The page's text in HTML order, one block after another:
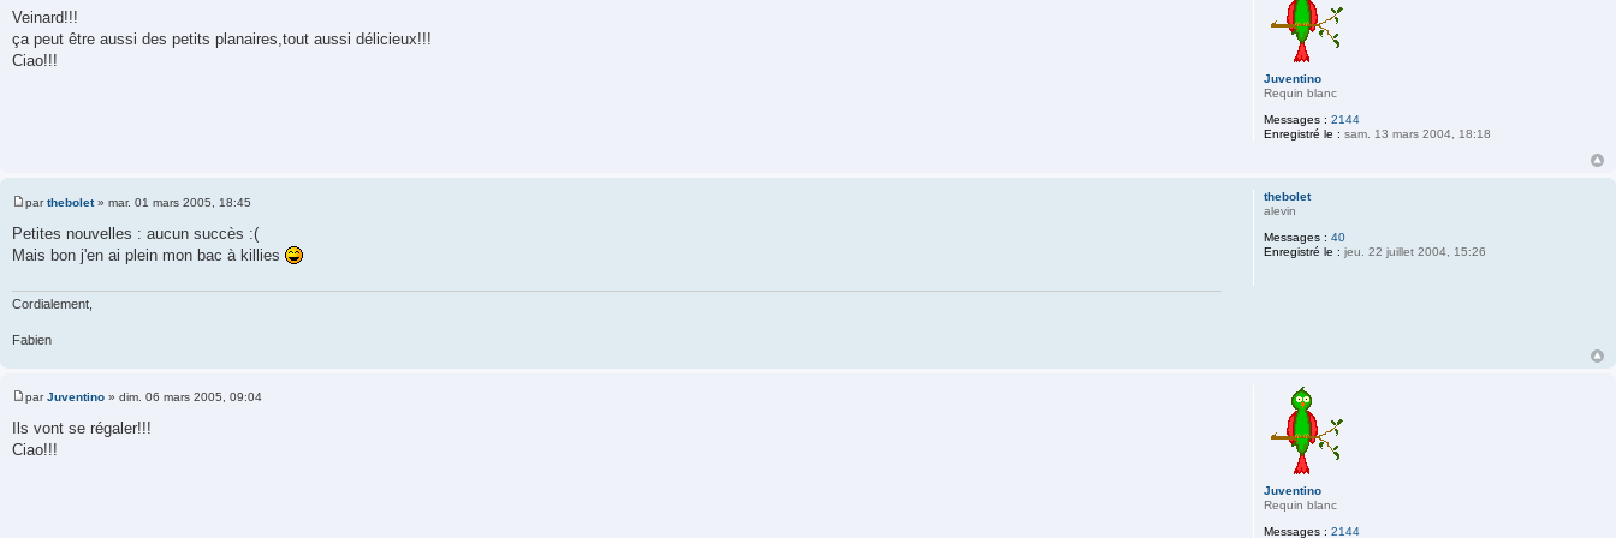
Juventino
Requin blanc
Messages : 2144
Enregistré le : sam. 13 mars 2004, 18:18
e
s
s
g
Veinard!!!
ça peut être aussi des petits planaires,tout aussi délicieux!!!
Ciao!!!
thebolet
alevin
Messages : 40
Enregistré le : jeu. 22 juillet 2004, 15:26
M
s
s
e
parthebolet» mar. 01 mars 2005, 18:45
Petites nouvelles : aucun succès :(
Mais bon j'en ai plein mon bac à killies
Cordialement,
Fabien
Juventino
Requin blanc
Messages : 2144
M
s
s
parJuventino » dim. 06 mars 2005, 09:04
Ils vont se régaler!!!
Ciao!!!